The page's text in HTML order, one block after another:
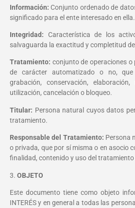
Información: Conjunto ordenado de
significado para el ente interesado en ella.
Integridad: Característica de los
salvaguarda la exactitud y completitud
Tratamiento: conjunto de operaciones
de carácter automatizado o no,
grabación, conservación, elaboración,
utilización, cancelación o bloqueo.
Titular: Persona natural cuyos datos
tratamiento.
Responsable del Tratamiento: Persona
o privada, que por sí misma o en asocio
finalidad, contenido y uso del tratamiento
3. OBJETO
Este documento tiene como objeto
INTERÉS y en general a todas las